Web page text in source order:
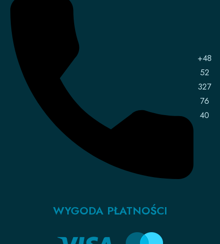
+48
52
327
76
40
WYGODA PŁATNOŚCI